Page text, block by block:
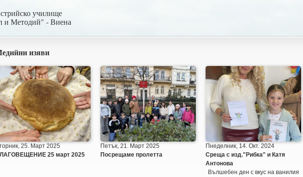
училище
и Методий" - Виена
изяви
25. Март 2025
25 март 2025
Петък, 21. Март 2025
Посрещаме пролетта
Пнеделник, 14. Окт. 2024
Среща с изд."Рибка" и Катя
Антонова
Вълшебен ден с вкус на ванилия